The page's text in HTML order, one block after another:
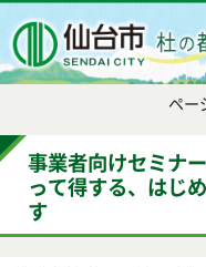
ペー
事業者向けセミナ
って得する、はじ
す